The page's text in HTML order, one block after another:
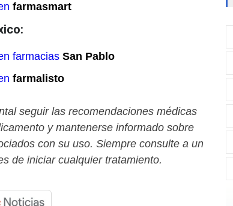
farmasmart
farmacias San Pablo
farmalisto
seguir las recomendaciones médicas
y mantenerse informado sobre
con su uso. Siempre consulte a un
de iniciar cualquier tratamiento.